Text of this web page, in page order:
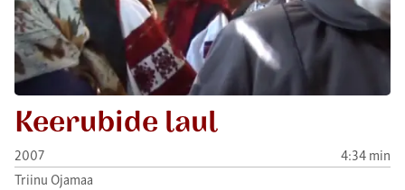
Keerubide laul
2007
4:34 min
Triinu Ojamaa